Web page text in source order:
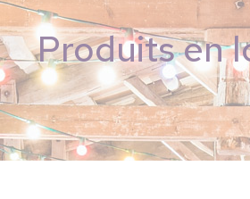
Produits en